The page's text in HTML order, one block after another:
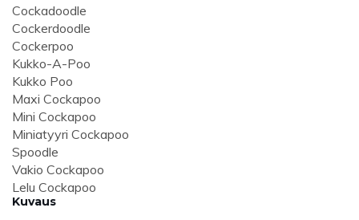
Cockadoodle
Cockerdoodle
Cockerpoo
Kukko-A-Poo
Kukko Poo
Maxi Cockapoo
Mini Cockapoo
Miniatyyri Cockapoo
Spoodle
Vakio Cockapoo
Lelu Cockapoo
Kuvaus